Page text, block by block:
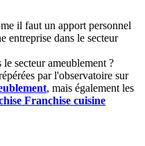
il faut un apport personnel
entreprise dans le secteur
secteur ameublement ?
par l'observatoire sur
, mais également les
Franchise cuisine